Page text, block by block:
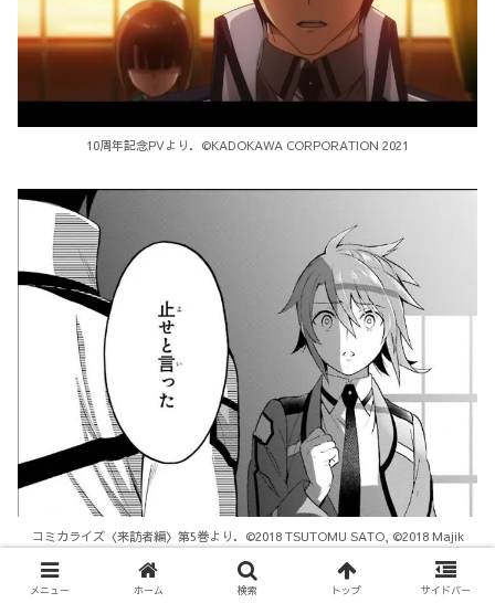
10周年記念PVより．©KADOKAWA CORPORATION 2021
コミカライズ〈来訪者編〉第5巻より．©2018 TSUTOMU SATO, ©2018 Majik
o!/SQUARE ENIX
メニュー ホーム 検索 トップ サイドバー